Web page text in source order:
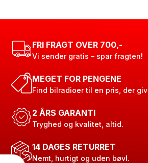
FRI FRAGT OVER 700,-
Vi sender gratis – spar fragten!
MEGET FOR PENGENE
Find bilradioer til en pris, der
2 ÅRS GARANTI
Tryghed og kvalitet, altid.
14 DAGES RETURRET
Nemt, hurtigt og uden bøvl.